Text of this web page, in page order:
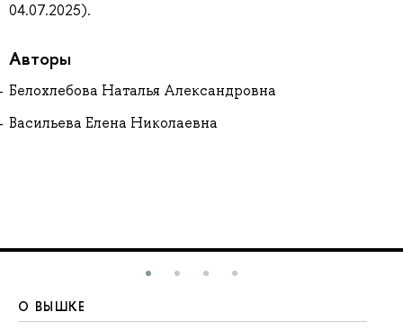
04.07.2025).
Авторы
Белохлебова Наталья Александровна
Васильева Елена Николаевна
О ВЫШКЕ